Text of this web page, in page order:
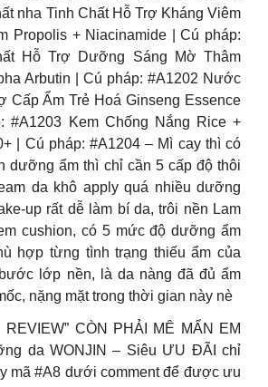
nha Tinh Chất Hỗ Trợ Kháng Viêm
Propolis + Niacinamide | Cú pháp:
Hỗ Trợ Dưỡng Sáng Mờ Thâm
Arbutin | Cú pháp: #A1202 Nước
Cấp Ẩm Trẻ Hoá Ginseng Essence
#A1203 Kem Chống Nắng Rice +
| Cú pháp: #A1204 – Mì cay thì có
dưỡng ẩm thì chỉ cần 5 cấp độ thôi
da khô apply quá nhiều dưỡng
up rất dễ làm bí da, trôi nền Lam
cushion, có 5 mức độ dưỡng ẩm
hợp từng tình trạng thiếu ẩm của
lớp nền, là da nàng đã đủ ẩm
nặng mặt trong thời gian này nè
REVIEW” CÒN PHẢI MÊ MẨN EM
da WONJIN – Siêu ƯU ĐÃI chỉ
mã #A8 dưới comment để được ưu